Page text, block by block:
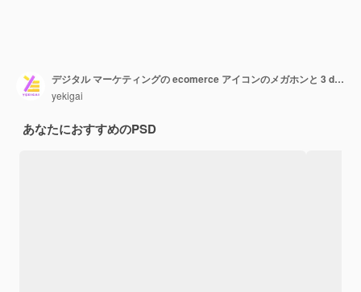
デジタル マーケティングの ecomerce アイコンのメガホンと 3 d のベストセラー テキスト バブル
yekigai
あなたにおすすめのPSD